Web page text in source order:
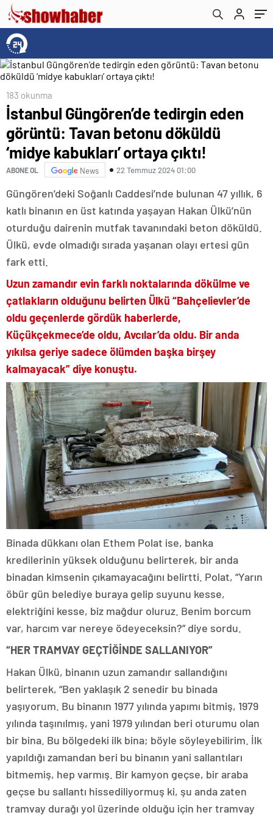
183 okunma
İstanbul Güngören’de tedirgin eden
görüntü: Tavan betonu döküldü
‘midye kabukları’ ortaya çıktı!
ABONE OL News 22 Temmuz 2024 01:00
Güngören’deki Soğanlı Caddesi’nde bulunan 47 yıllık, 6
katlı binanın en üst katında yaşayan Hakan Ülkü’nün
oturduğu dairenin mutfak tavanındaki beton döküldü.
Ülkü, evde olmadığı sırada yaşanan olayı ertesi gün
fark etti.
Uzun zamandır evin farklı noktalarında dökülme ve
çatlakların olduğunu belirten Ülkü “Bahçelievler’de
oldu geçenlerde gördük haberlerde,
Küçükçekmece’de oldu, Avcılar’da oldu. Bir anda
yıkılsa geriye sadece ölümden başka birşey
kalmayacak” diye konuştu.
Binada dükkanı olan Ethem Polat ise, banka
kredilerinin yüksek olduğunu belirterek, bir anda
binadan kimsenin çıkamayacağını belirtti. Polat, “Yarın
öbür gün belediye buraya gelip suyunu kesse,
elektriğini kesse, biz mağdur oluruz. Benim borcum
var, harcım var nereye ödeyeceksin?” diye sordu.
“HER TRAMVAY GEÇTİĞİNDE SALLANIYOR”
Hakan Ülkü, binanın uzun zamandır sallandığını
belirterek, “Ben yaklaşık 2 senedir bu binada
yaşıyorum. Bu binanın 1977 yılında yapımı bitmiş, 1979
yılında taşınılmış, yani 1979 yılından beri oturumu olan
bir bina. Bu bölgedeki ilk bina; böyle söyleyebilirim. İlk
yapıldığı zamandan beri bu binanın yani sallantıları
bitmemiş, hep varmış. Bir kamyon geçse, bir araba
geçse bu sallantı hissediliyormuş ki, şu anda zaten
tramvay durağı yol üzerinde olduğu için her tramvay